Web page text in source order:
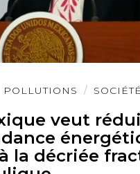
POLLUTIONS SOCIÉTÉ
veut
la décriée